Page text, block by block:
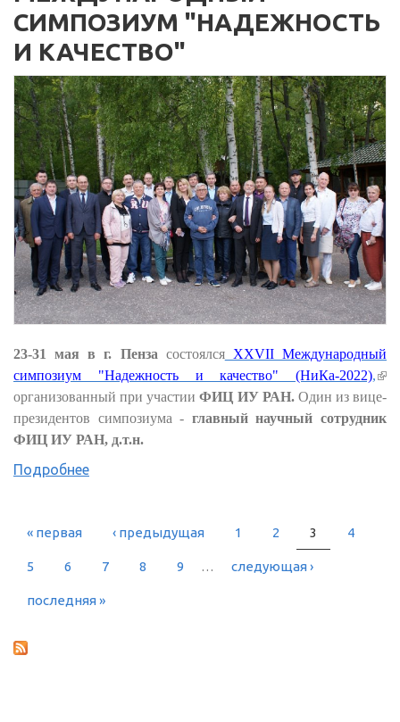
СИМПОЗИУМ "НАДЕЖНОСТЬ
И КАЧЕСТВО"
23-31 мая в г. Пенза состоялсяXXVII Международный
симпозиум "Надежность и качество" (НиКа-2022),
организованный при участииФИЦ ИУ РАН.Один из вице-
президентов симпозиума - главный научный сотрудник
ФИЦ ИУ РАН, д.т.н.
Подробнее
СТРАНИЦЫ
« первая ‹ предыдущая 1 2 3 4
5 6 7 8 9 … следующая ›
последняя »